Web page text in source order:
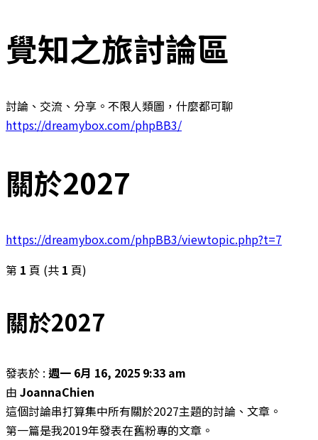
覺知之旅討論區
討論、交流、分享。不限人類圖，什麼都可聊
https://dreamybox.com/phpBB3/
關於2027
https://dreamybox.com/phpBB3/viewtopic.php?t=7
第 1 頁 (共 1 頁)
關於2027
發表於 : 週一 6月 16, 2025 9:33 am
由 JoannaChien
這個討論串打算集中所有關於2027主題的討論、文章。
第一篇是我2019年發表在舊粉專的文章。